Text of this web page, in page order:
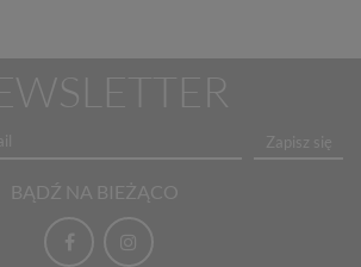
Zapisz się
BĄDŹ NA BIEŻĄCO